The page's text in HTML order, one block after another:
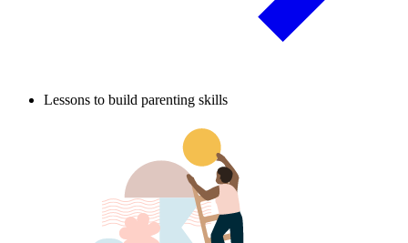
Lessons to build parenting skills